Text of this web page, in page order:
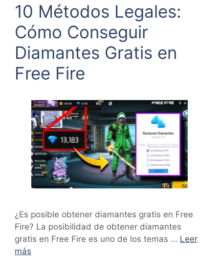
10 Métodos Legales:
Cómo Conseguir
Diamantes Gratis en
Free Fire
¿Es posible obtener diamantes gratis en Free
Fire? La posibilidad de obtener diamantes
gratis en Free Fire es uno de los temas … Leer
más